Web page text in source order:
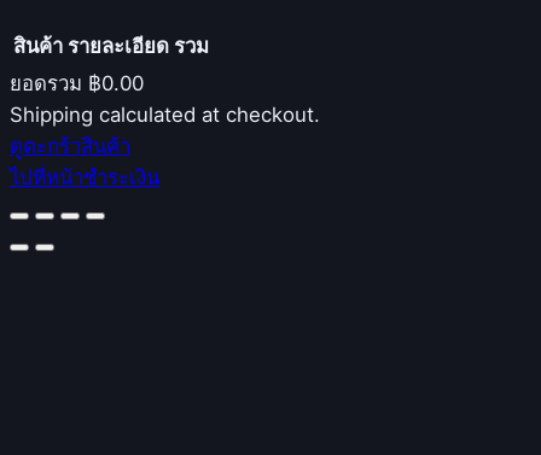
Products
in
cart
สินค้า รายละเอียด รวม
ยอดรวม ฿0.00
Shipping calculated at checkout.
ดูตะกร้าสินค้า
ไปที่หน้าชำระเงิน